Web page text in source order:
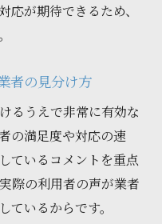
応が期待できるため、
者の見分け方
るうえで非常に有効な
の満足度や対応の速
ているコメントを重点
際の利用者の声が業者
ているからです。